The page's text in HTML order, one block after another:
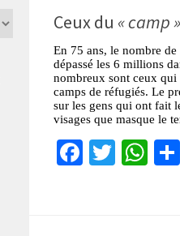
Ceux du « camp »
En 75 ans, le nombre
dépassé les 6 millions
nombreux sont ceux
camps de réfugiés. Le
sur les gens qui ont fait
visages que masque le
Facebook
Twitter